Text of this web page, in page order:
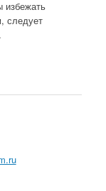
избежать
следует